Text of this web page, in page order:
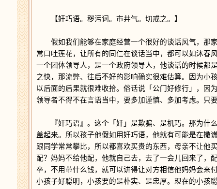
【奸巧语。秽污词。市井气。切戒之。】
假如我们能够在家庭经营一个很好的谈话风气，那
常口吐莲花，让所有的同仁在谈话当中，都可以如沐春
一个团体领导人，是一个政府领导人，他谈话的时候都
之快，那流弊、往后不好的影响确实很难估算。因为小
以后面的后果就很难收拾。俗话说「公门好修行」，因
领导者不得不在言语当中，要多加谨慎、多加考虑。只
『奸巧语』。这个「奸」是欺骗、是机巧。那为什
盖起来。所以孩子他假如用奸巧语，他就有可能是在撒
跟同学常常攀比，所以都喜欢买贵的东西，母亲不让他
配？妈妈不给他配，他就自己去，去了一会儿回来了，
卒，不用带什么钱，就可以讲得让对方相信他妈妈会来
小孩子好聪明，小孩要的是朴实、是忠厚。现在的小孩